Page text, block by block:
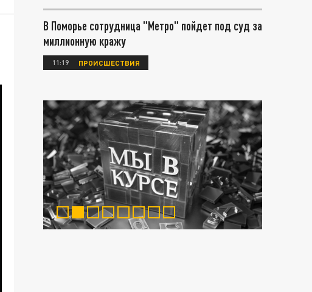
В Поморье сотрудница "Метро" пойдет под суд за
миллионную кражу
11:19 ПРОИСШЕСТВИЯ